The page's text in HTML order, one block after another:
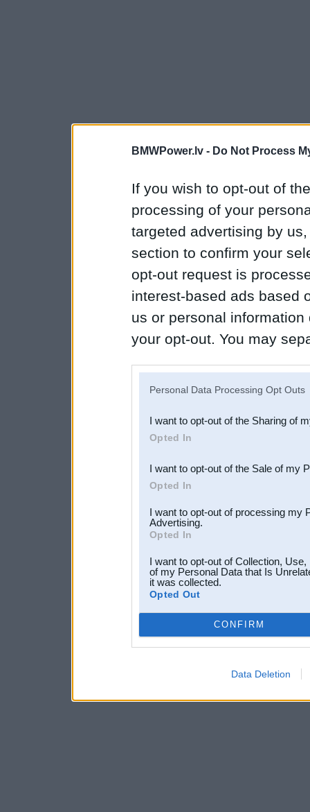
BMWPower.lv - Do Not Process
If you wish to opt-out of
processing of your
targeted advertising by
section to confirm your
opt-out request is
interest-based ads based
us or personal
your opt-out. You may
Downstream Participants
third parties.
Personal Data Processing Opt Outs
I want to opt-out of the Sharing of
Opted In
I want to opt-out of the Sale of my
Opted In
I want to opt-out of processing my
Advertising.
Opted In
I want to opt-out of Collection,
of my Personal Data that Is
it was collected.
Opted Out
CONFIRM
Data Deletion